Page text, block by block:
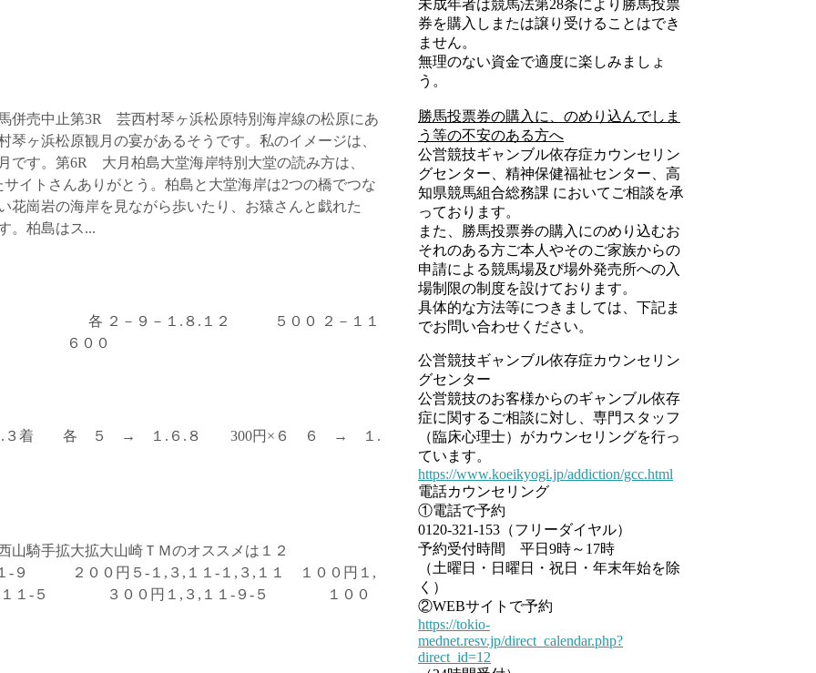
併売中止第3R 芸西村琴ヶ浜松原特別海岸線の松原にあ
琴ヶ浜松原観月の宴があるそうです。私のイメージは、
です。第6R 大月柏島大堂海岸特別大堂の読み方は、
イトさんありがとう。柏島と大堂海岸は2つの橋でつな
花崗岩の海岸を見ながら歩いたり、お猿さんと戯れた
。柏島はス...
複 各 ２－９－１.８.１２ ５００ ２－１１
１ ６００
２.３着 各 ５ → １.６.８ 300円×６ ６ → １.
山騎手拡大拡大山崎ＴＭのオススメは１２
５-１,３,１１-１,３,１１ １００円１,
,３,１１-５ ３００円１,３,１１-９-５ １００
未成年者は競馬法第28条により勝馬投票
券を購入しまたは譲り受けることはでき
ません。
無理のない資金で適度に楽しみましょ
う。
勝馬投票券の購入に、のめり込んでしま
う等の不安のある方へ
公営競技ギャンブル依存症カウンセリン
グセンター、精神保健福祉センター、高
知県競馬組合総務課 においてご相談を承
っております。
また、勝馬投票券の購入にのめり込むお
それのある方ご本人やそのご家族からの
申請による競馬場及び場外発売所への入
場制限の制度を設けております。
具体的な方法等につきましては、下記ま
でお問い合わせください。
公営競技ギャンブル依存症カウンセリン
グセンター
公営競技のお客様からのギャンブル依存
症に関するご相談に対し、専門スタッフ
（臨床心理士）がカウンセリングを行っ
ています。
https://www.koeikyogi.jp/addiction/gcc.html
電話カウンセリング
①電話で予約
0120-321-153（フリーダイヤル）
予約受付時間 平日9時～17時
（土曜日・日曜日・祝日・年末年始を除
く）
②WEBサイトで予約
https://tokio-
mednet.resv.jp/direct_calendar.php?
direct_id=12